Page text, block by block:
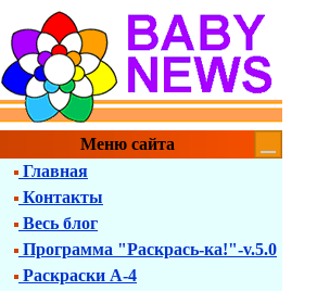
Меню сайта
Главная
Контакты
Весь блог
Программа "Раскрась-ка!"-v.5.0
Раскраски А-4